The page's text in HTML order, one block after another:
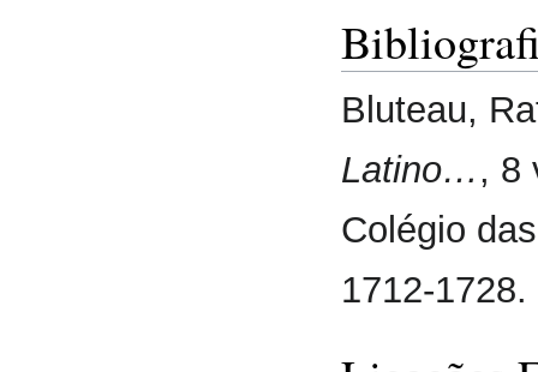
Bluteau,
Latino… , 8
Colégio
1712-1728.